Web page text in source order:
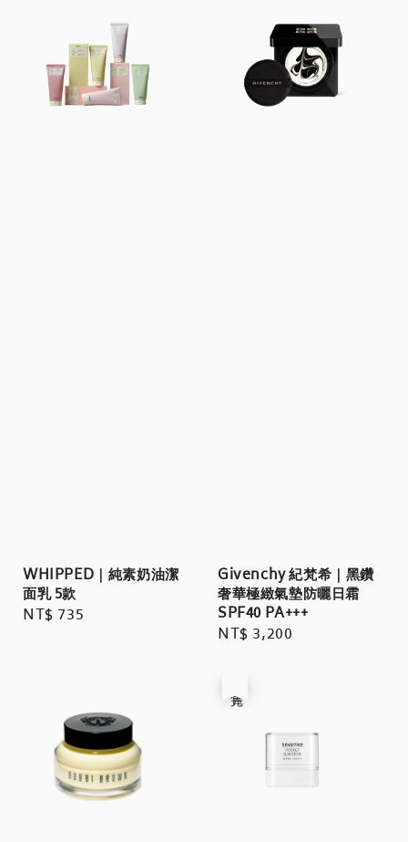
WHIPPED｜純素奶油潔
面乳 5款
Regular
NT$ 735
Givenchy 紀梵希｜黑鑽
奢華極緻氣墊防曬日霜
SPF40 PA+++
Regular
NT$ 3,200